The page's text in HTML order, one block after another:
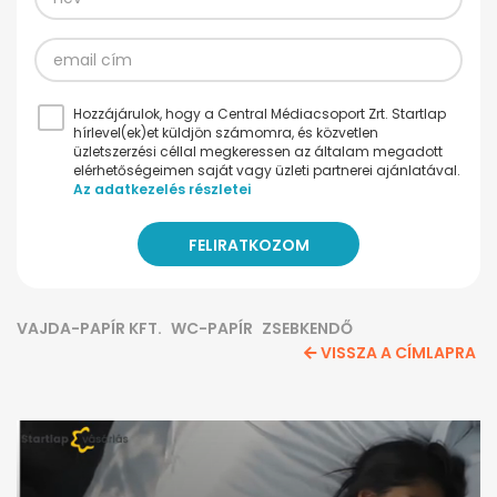
Hozzájárulok, hogy a Central Médiacsoport Zrt. Startlap
hírlevel(ek)et küldjön számomra, és közvetlen
üzletszerzési céllal megkeressen az általam megadott
elérhetőségeimen saját vagy üzleti partnerei ajánlatával.
Az adatkezelés részletei
VAJDA-PAPÍR KFT. WC-PAPÍR ZSEBKENDŐ
VISSZA A CÍMLAPRA